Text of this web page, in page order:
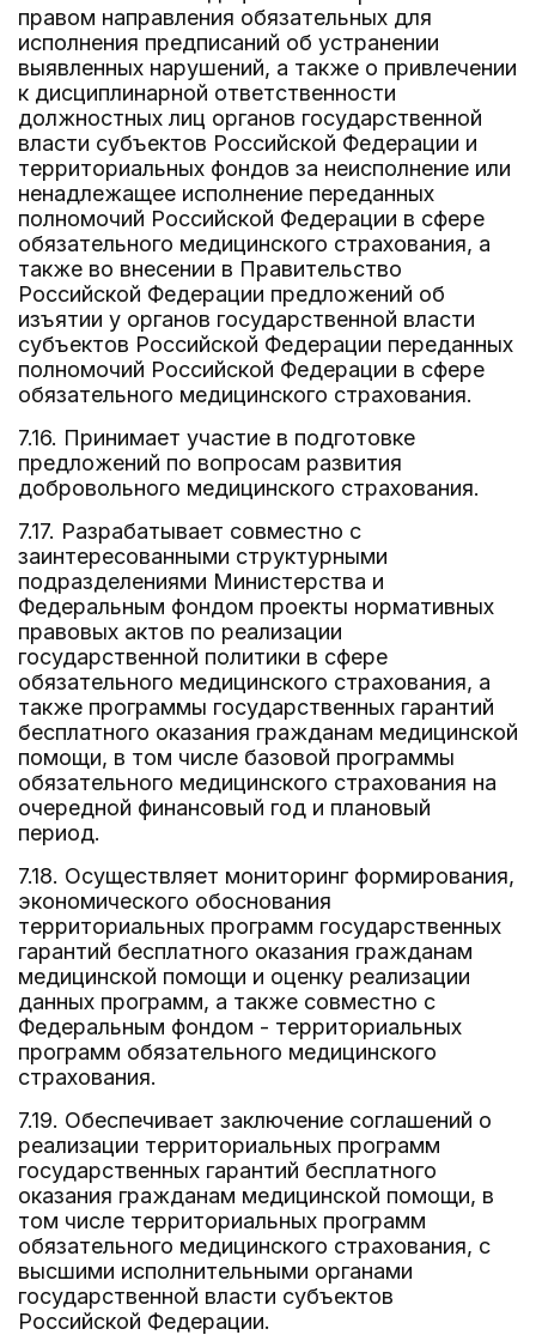
правом направления обязательных для
исполнения предписаний об устранении
выявленных нарушений, а также о привлечении
к дисциплинарной ответственности
должностных лиц органов государственной
власти субъектов Российской Федерации и
территориальных фондов за неисполнение или
ненадлежащее исполнение переданных
полномочий Российской Федерации в сфере
обязательного медицинского страхования, а
также во внесении в Правительство
Российской Федерации предложений об
изъятии у органов государственной власти
субъектов Российской Федерации переданных
полномочий Российской Федерации в сфере
обязательного медицинского страхования.
7.16. Принимает участие в подготовке
предложений по вопросам развития
добровольного медицинского страхования.
7.17. Разрабатывает совместно с
заинтересованными структурными
подразделениями Министерства и
Федеральным фондом проекты нормативных
правовых актов по реализации
государственной политики в сфере
обязательного медицинского страхования, а
также программы государственных гарантий
бесплатного оказания гражданам медицинской
помощи, в том числе базовой программы
обязательного медицинского страхования на
очередной финансовый год и плановый
период.
7.18. Осуществляет мониторинг формирования,
экономического обоснования
территориальных программ государственных
гарантий бесплатного оказания гражданам
медицинской помощи и оценку реализации
данных программ, а также совместно с
Федеральным фондом - территориальных
программ обязательного медицинского
страхования.
7.19. Обеспечивает заключение соглашений о
реализации территориальных программ
государственных гарантий бесплатного
оказания гражданам медицинской помощи, в
том числе территориальных программ
обязательного медицинского страхования, с
высшими исполнительными органами
государственной власти субъектов
Российской Федерации.